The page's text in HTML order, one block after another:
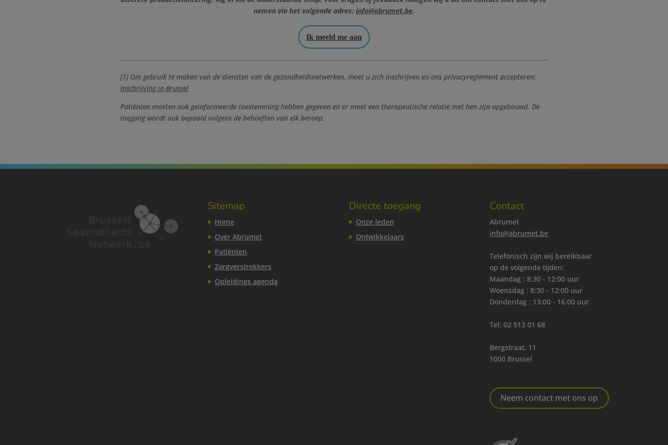
nemen via het volgende adres: info@abrumet.be.
Ik meeld me aan
[1] Om gebruik te maken van de diensten van de gezondheidsnetwerken, moet u zich inschrijven en ons privacyreglement accepteren:
Inschrijving in Brussel
Patiënten moeten ook geïnformeerde toestemming hebben gegeven en er moet een therapeutische relatie met hen zijn opgebouwd. De
toegang wordt ook bepaald volgens de behoeften van elk beroep.
Sitemap
Home
Over Abrumet
Patiënten
Zorgverstrekkers
Opleidings agenda
Directe toegang
Onze leden
Ontwikkelaars
Contact
Abrumet
info@abrumet.be
Telefonisch zijn wij bereikbaar
op de volgende tijden:
Maandag : 8:30 - 12:00 uur
Woensdag : 8:30 - 12:00 uur
Donderdag : 13:00 - 16:00 uur
Tel:02 513 01 68
Bergstraat, 11
1000 Brussel
Neem contact met ons op